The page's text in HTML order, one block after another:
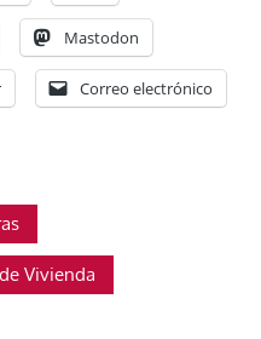
Mastodon
Correo electrónico
Vivienda